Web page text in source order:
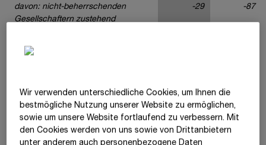
davon: nicht-beherrschenden
Gesellschaftern zustehend
-29 -87
Mutterunternehmens zustehend
31.12.2025 31.12.2024
Langfristige Vermögenswerte 562.361 540.535
Wir verwenden unterschiedliche Cookies, um Ihnen die
best­mögliche Nutzung unserer Website zu ermöglichen,
sowie um unsere Website fortlaufend zu verbessern. Mit
den Cookies werden von uns sowie von Drittanbietern
unter anderem auch personenbezogene Daten